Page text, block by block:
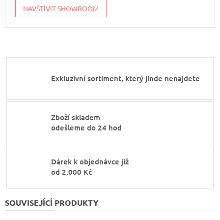
NAVŠTÍVIT SHOWROOM
Exkluzivní sortiment, který jinde nenajdete
Zboží skladem
odešleme do 24 hod
Dárek k objednávce již
od 2.000 Kč
SOUVISEJÍCÍ PRODUKTY